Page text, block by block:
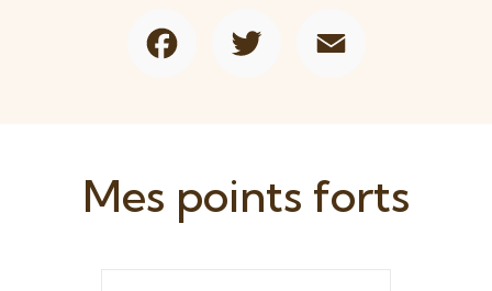
Mes points forts